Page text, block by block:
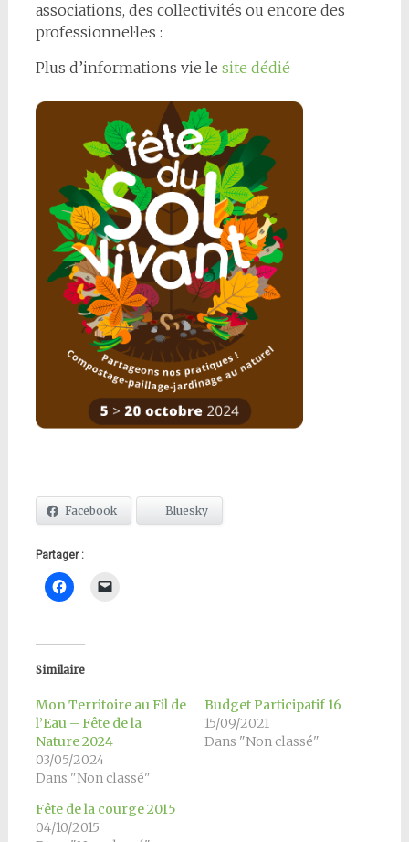
associations, des collectivités ou encore des
professionnel·le·s :
Plus d’informations vie le site dédié
Facebook Bluesky
Partager :
Similaire
Mon Territoire au Fil de
l’Eau – Fête de la
Nature 2024
03/05/2024
Dans "Non classé"
Budget Participatif 16
15/09/2021
Dans "Non classé"
Fête de la courge 2015
04/10/2015